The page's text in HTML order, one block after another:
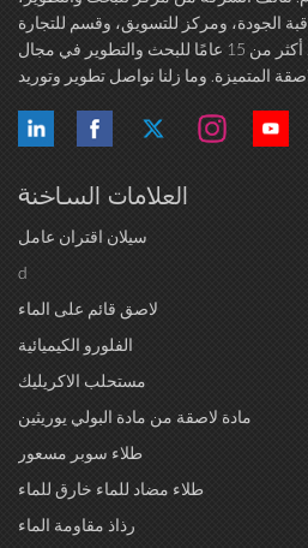
الجودة، ومركز للتسويق، وقسم للتجارة
الدولية. نكرس جهودنا منذ أكثر من 15 عامًا للبحث والتطوير في مجال
المتميزة. وما زلنا نواصل تطوير وتوريد
العلامات الساخنة
سيلان اقتران عامل
d
لاصق قائم على الماء
الفلورو الكيميائية
مستحلب الاكريليك
مادة لاصقة من مادة البولي يوريثين
طلاء سوبر مسعور
طلاء مضاد للماء خارق للماء
رذاذ مقاومة الماء